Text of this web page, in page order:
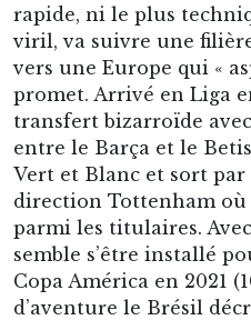
rapide, ni le plus
viril, va suivre une
vers une Europe qui «
promet. Arrivé en Liga
transfert bizarroïde
entre le Barça et le
Vert et Blanc et sort par
direction Tottenham où
parmi les titulaires.
semble s’être installé
Copa América en 2021
d’aventure le Brésil